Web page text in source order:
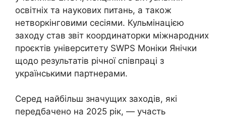
освітніх та наукових питань, а також
нетворкінговими сесіями. Кульмінацією
заходу став звіт координаторки міжнародних
проєктів університету SWPS Моніки Янічки
щодо результатів річної співпраці з
українськими партнерами.
Серед найбільш значущих заходів, які
передбачено на 2025 рік, — участь